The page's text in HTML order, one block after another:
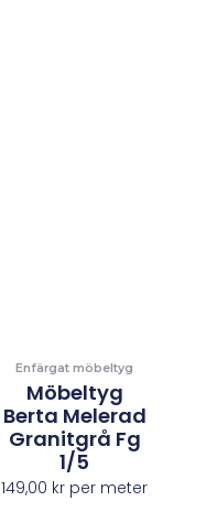
Enfärgat möbeltyg
Möbeltyg
Berta Melerad
Granitgrå Fg
1/5
149,00 kr per meter